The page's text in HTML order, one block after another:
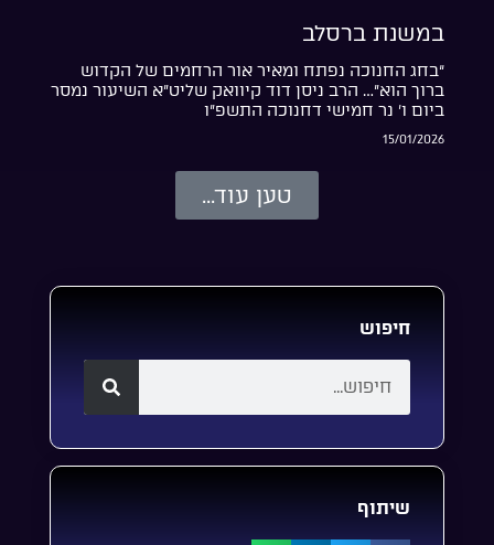
במשנת ברסלב
“בחג החנוכה נפתח ומאיר אור הרחמים של הקדוש
ברוך הוא”… הרב ניסן דוד קיוואק שליט”א השיעור נמסר
ביום ו’ נר חמישי דחנוכה התשפ”ו
15/01/2026
טען עוד...
חיפוש
שיתוף